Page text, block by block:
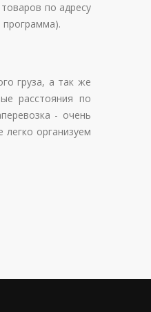
по адресу
груза, а так же
расстояния по
- очень
организуем